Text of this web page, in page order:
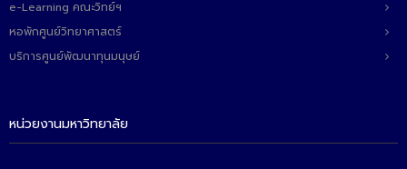
- งานวิจัย/นวัตกรรม
ติดต่อเรา
e-Learning คณะวิทย์ฯ
หอพักศูนย์วิทยาศาสตร์
บริการศูนย์พัฒนาทุนมนุษย์
หน่วยงานมหาวิทยาลัย